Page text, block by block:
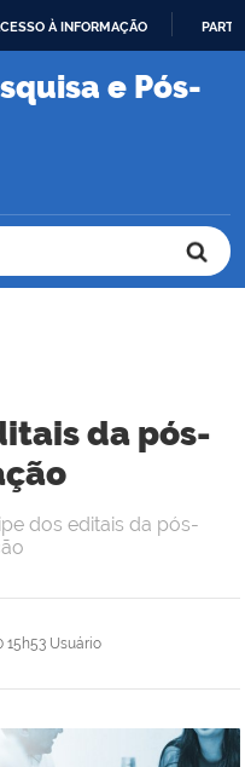
À INFORMAÇÃO
e Pós-
da pós-
15h53 Usuário
dos editais da pós-